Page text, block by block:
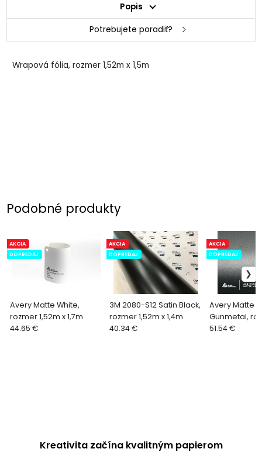
Popis
Potrebujete poradiť?
Wrapová fólia, rozmer 1,52m x 1,5m
Podobné produkty
Avery Matte White,
rozmer 1,52m x 1,7m
AKCIA
DOPREDAJ
44.65 €
3M 2080-S12 Satin Black,
rozmer 1,52m x 1,4m
AKCIA
DOPREDAJ
40.34 €
Avery Matte
Gunmetal,
x 1,5m
AKCIA
DOPREDAJ
51.54 €
Kreativita začína kvalitným papierom